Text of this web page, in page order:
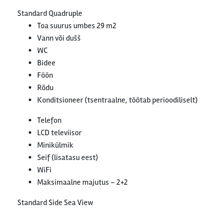
Standard Quadruple
Toa suurus umbes 29 m2
Vann või dušš
WC
Bidee
Föön
Rõdu
Konditsioneer (tsentraalne, töötab perioodiliselt)
Telefon
LCD televiisor
Minikülmik
Seif (lisatasu eest)
WiFi
Maksimaalne majutus – 2+2
Standard Side Sea View